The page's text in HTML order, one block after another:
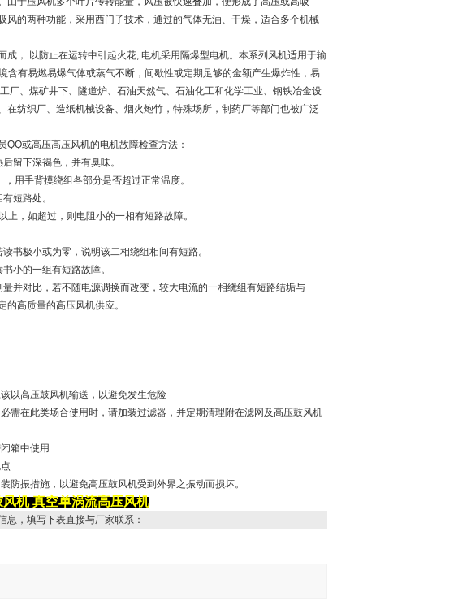
的两种功能，采用西门子技术，通过的气体无油、干燥，适合多个机械
成， 以防止在运转中引起火花, 电机采用隔爆型电机。本系列风机适用于输
有易燃易爆气体或蒸气不断，间歇性或定期足够的金额产生爆炸性，易
厂、煤矿井下、隧道炉、石油天然气、石油化工和化学工业、钢铁冶金设
纺织厂、造纸机械设备、烟火炮竹，特殊场所，制药厂等部门也被广泛
或高压高压风机的电机故障检查方法：
留下深褐色，并有臭味。
用手背摸绕组各部分是否超过正常温度。
短路处。
上，如超过，则电阻小的一相有短路故障。
书极小或为零，说明该二相绕组相间有短路。
小的一组有短路故障。
并对比，若不随电源调换而改变，较大电流的一相绕组有短路结垢与
高质量的高压风机供应。
以高压鼓风机输送，以避免发生危险
需在此类场合使用时，请加装过滤器，并定期清理附在滤网及高压鼓风机
箱中使用
防振措施，以避免高压鼓风机受到外界之振动而损坏。
风机真空单涡流高压风机
息，填写下表直接与厂家联系：